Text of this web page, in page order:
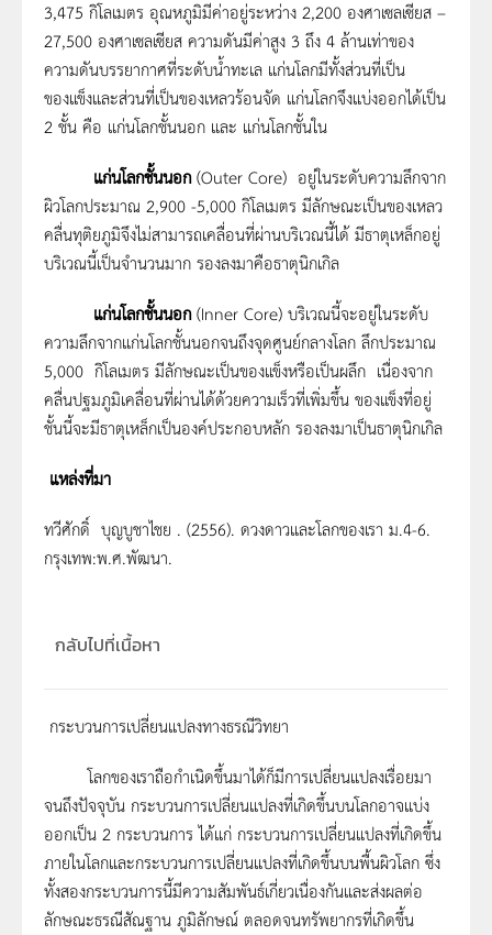
3,475 กิโลเมตร อุณหภูมิมีค่าอยู่ระหว่าง 2,200 องศาเซลเซียส –
27,500 องศาเซลเซียส ความดันมีค่าสูง 3 ถึง 4 ล้านเท่าของ
ความดันบรรยากาศที่ระดับน้ำทะเล แก่นโลกมีทั้งส่วนที่เป็น
ของแข็งและส่วนที่เป็นของเหลวร้อนจัด แก่นโลกจึงแบ่งออกได้เป็น
2 ชั้น คือ แก่นโลกชั้นนอก และ แก่นโลกชั้นใน
แก่นโลกชั้นนอก(Outer Core) อยู่ในระดับความลึกจาก
ผิวโลกประมาณ 2,900 -5,000 กิโลเมตร มีลักษณะเป็นของเหลว
คลื่นทุติยภูมิจึงไม่สามารถเคลื่อนที่ผ่านบริเวณนี้ได้ มีธาตุเหล็กอยู่
บริเวณนี้เป็นจำนวนมาก รองลงมาคือธาตุนิกเกิล
แก่นโลกชั้นนอก(Inner Core) บริเวณนี้จะอยู่ในระดับ
ความลึกจากแก่นโลกชั้นนอกจนถึงจุดศูนย์กลางโลก ลึกประมาณ
5,000 กิโลเมตร มีลักษณะเป็นของแข็งหรือเป็นผลึก เนื่องจาก
คลื่นปฐมภูมิเคลื่อนที่ผ่านได้ด้วยความเร็วที่เพิ่มขึ้น ของแข็งที่อยู่
ชั้นนี้จะมีธาตุเหล็กเป็นองค์ประกอบหลัก รองลงมาเป็นธาตุนิกเกิล
แหล่งที่มา
ทวีศักดิ์ บุญบูชาไชย . (2556). ดวงดาวและโลกของเรา ม.4-6.
กรุงเทพ:พ.ศ.พัฒนา.
กลับไปที่เนื้อหา
กระบวนการเปลี่ยนแปลงทางธรณีวิทยา
โลกของเราถือกำเนิดขึ้นมาได้ก็มีการเปลี่ยนแปลงเรื่อยมา
จนถึงปัจจุบัน กระบวนการเปลี่ยนแปลงที่เกิดขึ้นบนโลกอาจแบ่ง
ออกเป็น 2 กระบวนการ ได้แก่ กระบวนการเปลี่ยนแปลงที่เกิดขึ้น
ภายในโลกและกระบวนการเปลี่ยนแปลงที่เกิดขึ้นบนพื้นผิวโลก ซึ่ง
ทั้งสองกระบวนการนี้มีความสัมพันธ์เกี่ยวเนื่องกันและส่งผลต่อ
ลักษณะธรณีสัณฐาน ภูมิลักษณ์ ตลอดจนทรัพยากรที่เกิดขึ้น